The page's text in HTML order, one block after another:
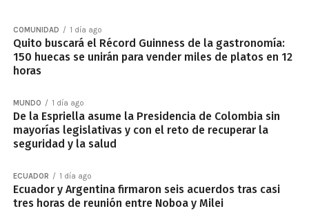
COMUNIDAD 1 día ago
Quito buscará el Récord Guinness de la gastronomía:
150 huecas se unirán para vender miles de platos en 12
horas
MUNDO 1 día ago
De la Espriella asume la Presidencia de Colombia sin
mayorías legislativas y con el reto de recuperar la
seguridad y la salud
ECUADOR 1 día ago
Ecuador y Argentina firmaron seis acuerdos tras casi
tres horas de reunión entre Noboa y Milei